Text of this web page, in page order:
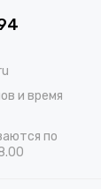
и время
по